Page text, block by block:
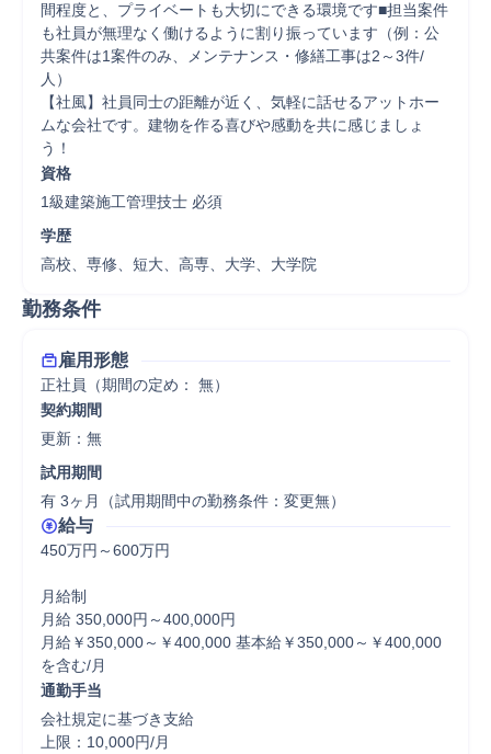
間程度と、プライベートも大切にできる環境です■担当案件
も社員が無理なく働けるように割り振っています（例：公
共案件は1案件のみ、メンテナンス・修繕工事は2～3件/
人）
【社風】社員同士の距離が近く、気軽に話せるアットホー
ムな会社です。建物を作る喜びや感動を共に感じましょ
う！
資格
1級建築施工管理技士 必須
学歴
高校、専修、短大、高専、大学、大学院
勤務条件
雇用形態
正社員（期間の定め： 無）
契約期間
更新：無
試用期間
有 3ヶ月（試用期間中の勤務条件：変更無）
給与
450万円～600万円
月給制
月給 350,000円～400,000円
月給￥350,000～￥400,000 基本給￥350,000～￥400,000
を含む/月
通勤手当
会社規定に基づき支給
上限：10,000円/月